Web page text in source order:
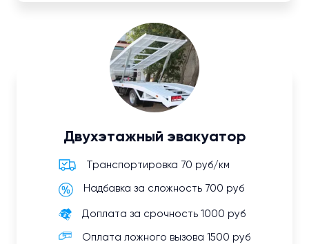
Двухэтажный эвакуатор
Транспортировка 70 руб/км
Надбавка за сложность 700 руб
Доплата за срочность 1000 руб
Оплата ложного вызова 1500 руб